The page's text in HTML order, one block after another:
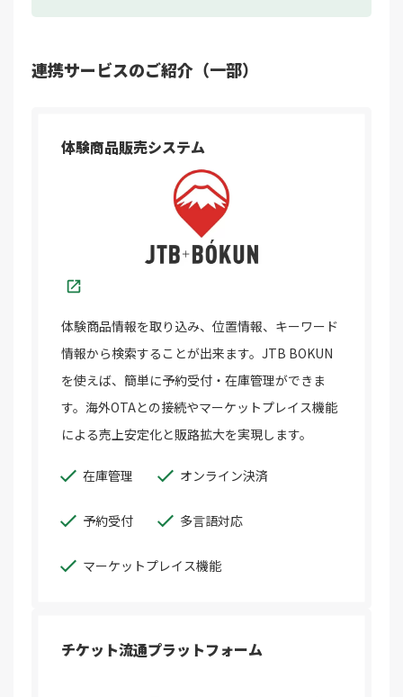
連携サービスのご紹介（一部）
体験商品販売システム
体験商品情報を取り込み、位置情報、キーワード
情報から検索することが出来ます。JTB BOKUN
を使えば、簡単に予約受付・在庫管理ができま
す。海外OTAとの接続やマーケットプレイス機能
による売上安定化と販路拡大を実現します。
在庫管理 オンライン決済
予約受付 多言語対応
マーケットプレイス機能
チケット流通プラットフォーム